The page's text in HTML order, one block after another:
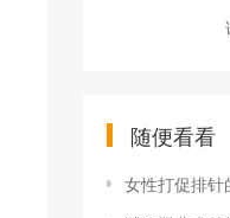
随便看看
女性打促排